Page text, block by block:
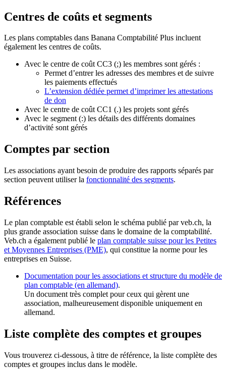
Centres de coûts et segments
Les plans comptables dans Banana Comptabilité Plus incluent
également les centres de coûts.
Avec le centre de coût CC3 (;) les membres sont gérés :
Permet d’entrer les adresses des membres et de suivre
les paiements effectués
L’extension dédiée permet d’imprimer les attestations
de don
Avec le centre de coût CC1 (.) les projets sont gérés
Avec le segment (:) les détails des différents domaines
d’activité sont gérés
Comptes par section
Les associations ayant besoin de produire des rapports séparés par
section peuvent utiliser la fonctionnalité des segments.
Références
Le plan comptable est établi selon le schéma publié par veb.ch, la
plus grande association suisse dans le domaine de la comptabilité.
Veb.ch a également publié le plan comptable suisse pour les Petites
et Moyennes Entreprises (PME), qui constitue la norme pour les
entreprises en Suisse.
Documentation pour les associations et structure du modèle de
plan comptable (en allemand).
Un document très complet pour ceux qui gèrent une
association, malheureusement disponible uniquement en
allemand.
Liste complète des comptes et groupes
Vous trouverez ci-dessous, à titre de référence, la liste complète des
comptes et groupes inclus dans le modèle.